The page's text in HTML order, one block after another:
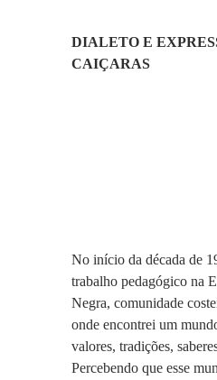
DIALETO E
CAIÇARAS
No início da década de
trabalho pedagógico na
Negra, comunidade
onde encontrei um
valores, tradições,
Percebendo que esse